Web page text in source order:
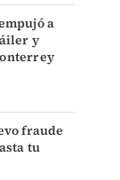
a
y
fraude
tu